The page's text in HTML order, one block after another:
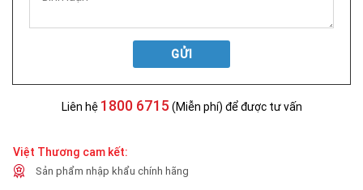
GỬI
Liên hệ 1800 6715 (Miễn phí) để được tư vấn
Việt Thương cam kết:
Sản phẩm nhập khẩu chính hãng